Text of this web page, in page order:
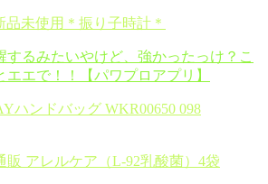
品未使用＊振り子時計＊
するみたいやけど、強かったっけ？こ
エエで！！【パワプロアプリ】
ハンドバッグ WKR00650 098
販 アレルケア（L-92乳酸菌）4袋